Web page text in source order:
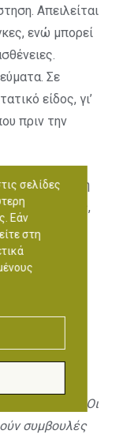
Απειλείται
ενώ μπορεί
Σε
είδος, γι’
πριν την
σκοπούς, χάρη
σε κήπους,
αλλά και σε
και
του
σε
και των
την
– θεραπευτή. Οι
συμβουλές
σελίδες
Εάν
στη